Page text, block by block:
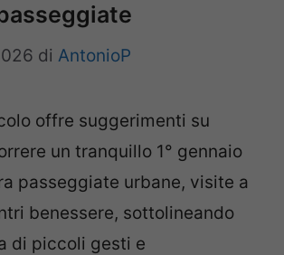
di AntonioP
offre suggerimenti su
un tranquillo 1° gennaio
passeggiate urbane, visite a
benessere, sottolineando
di piccoli gesti e